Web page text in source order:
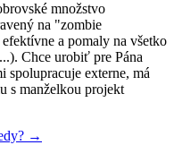
množstvo
na "zombie
a pomaly na všetko
Chce urobiť pre Pána
spolupracuje externe, má
s manželkou projekt
→